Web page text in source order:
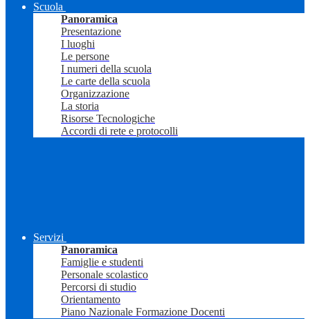
Scuola
Panoramica
Presentazione
I luoghi
Le persone
I numeri della scuola
Le carte della scuola
Organizzazione
La storia
Risorse Tecnologiche
Accordi di rete e protocolli
Servizi
Panoramica
Famiglie e studenti
Personale scolastico
Percorsi di studio
Orientamento
Piano Nazionale Formazione Docenti